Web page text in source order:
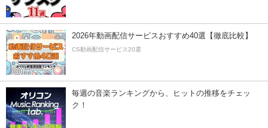
2026年動画配信サービスおすすめ40選【徹底比較】
CS動画配信サービス20選
毎週の音楽ランキングから、ヒットの推移をチェッ
ク！